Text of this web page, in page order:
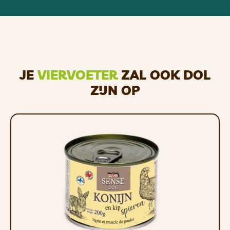
Al onze producten zijn natuurlijk en bevatten geen
kleurstoffen, smaakstoffen,
FALCO blikvoer heeft een houdbaarheid van 3 jaar. Je
kunt het ongeveer 7 dagen in de koelkast bewaren, of
zo lang als je wilt.
Ingrediënten
: 50% eend, 50% kip. Het product kan
botten bevatten.
Analytische bestanddelen: ruw eiwit 15%, ruw vet
JEVIERVOETERZAL OOK DOL
ZIJN OP